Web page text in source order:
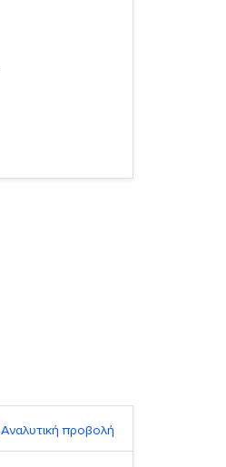
Αναλυτική προβολή